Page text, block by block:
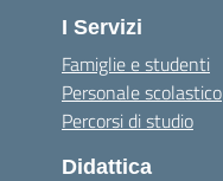
I Servizi
Famiglie e studenti
Personale scolastico
Percorsi di studio
Didattica